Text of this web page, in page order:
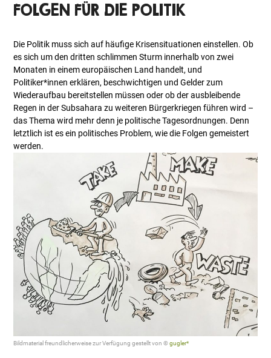
FOLGEN FÜR DIE POLITIK
Die Politik muss sich auf häufige Krisensituationen einstellen. Ob
es sich um den dritten schlimmen Sturm innerhalb von zwei
Monaten in einem europäischen Land handelt, und
Politiker*innen erklären, beschwichtigen und Gelder zum
Wiederaufbau bereitstellen müssen oder ob der ausbleibende
Regen in der Subsahara zu weiteren Bürgerkriegen führen wird –
das Thema wird mehr denn je politische Tagesordnungen. Denn
letztlich ist es ein politisches Problem, wie die Folgen gemeistert
werden.
Bildmaterial freundlicherweise zur Verfügung gestellt von ©gugler*